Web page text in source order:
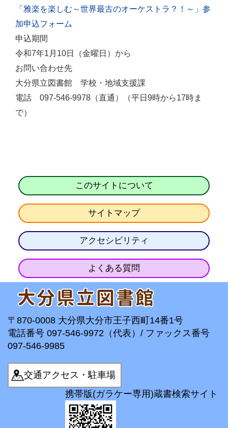
「雅楽を楽しむ～世界最古のオーケストラ？！～」参
加申込フォーム
申込期間
令和7年1月10日（金曜日）から
お問い合わせ先
大分県立図書館 学校・地域支援課
電話 097-546-9978（直通）（平日9時から17時ま
で）
このサイトについて
サイトマップ
アクセシビリティ
よくある質問
〒870-0008 大分県大分市王子西町14番1号
電話番号 097-546-9972（代表）/ ファックス番号
097-546-9985
交通アクセス・駐車場
携帯版(ガラケー専用)蔵書検索サイト